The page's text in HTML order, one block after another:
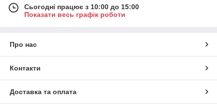
Сьогодні працює з 10:00 до 15:00
Показати весь графік роботи
Про нас
Контакти
Доставка та оплата